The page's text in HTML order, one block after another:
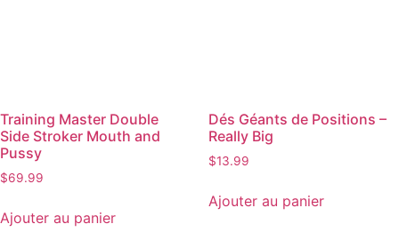
Training Master Double
Side Stroker Mouth and
Pussy
$69.99
Ajouter au panier
Dés Géants de Positions –
Really Big
$13.99
Ajouter au panier